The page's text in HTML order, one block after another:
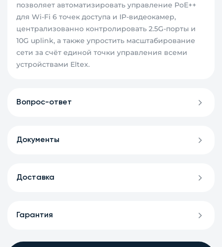
позволяет автоматизировать управление PoE++
для Wi-Fi 6 точек доступа и IP-видеокамер,
централизованно контролировать 2.5G-порты и
10G uplink, а также упростить масштабирование
сети за счёт единой точки управления всеми
устройствами Eltex.
Вопрос-ответ
Документы
Доставка
Гарантия